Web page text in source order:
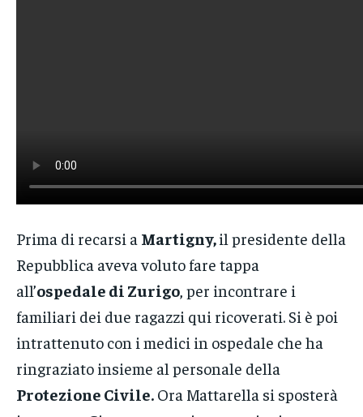
Prima di recarsi a Martigny,il presidente della
Repubblica aveva voluto fare tappa
all’ospedale di Zurigo , per incontrare i
familiari dei due ragazzi qui ricoverati. Si è poi
intrattenuto con i medici in ospedale che ha
ringraziato insieme al personale della
Protezione Civile. Ora Mattarella si sposterà